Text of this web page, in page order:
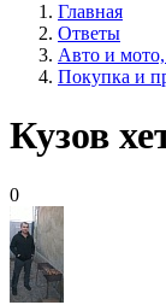
Главная
Ответы
Авто и
Покупка и
Кузов
0